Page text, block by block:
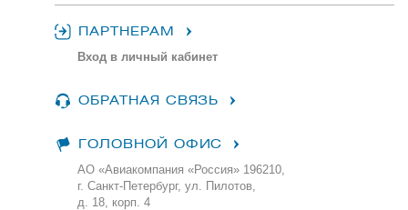
ПАРТНЕРАМ
Вход в личный кабинет
ОБРАТНАЯ СВЯЗЬ
ГОЛОВНОЙ ОФИС
АО «Авиакомпания «Россия» 196210,
г. Санкт-Петербург, ул. Пилотов,
д. 18, корп. 4